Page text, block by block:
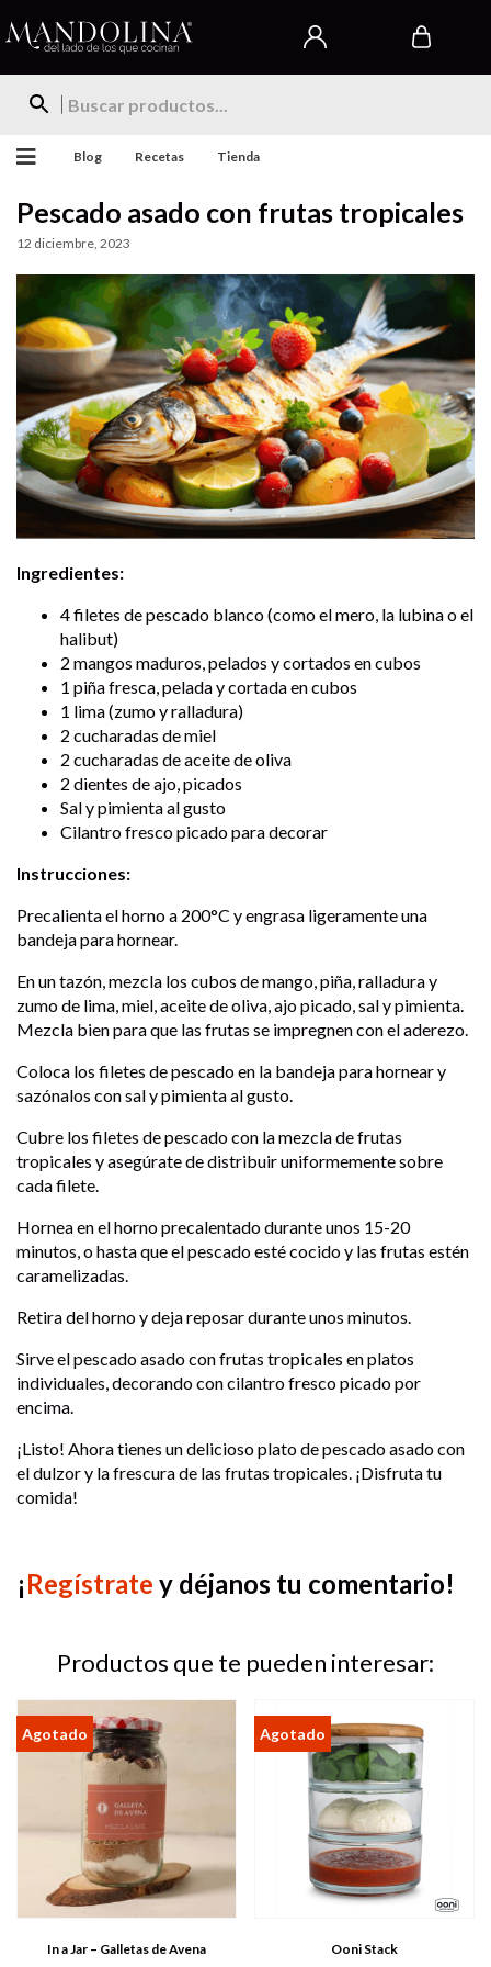
Blog Recetas Tienda
Pescado asado con frutas tropicales
12 diciembre, 2023
Ingredientes:
4 filetes de pescado blanco (como el mero, la lubina o el
halibut)
2 mangos maduros, pelados y cortados en cubos
1 piña fresca, pelada y cortada en cubos
1 lima (zumo y ralladura)
2 cucharadas de miel
2 cucharadas de aceite de oliva
2 dientes de ajo, picados
Sal y pimienta al gusto
Cilantro fresco picado para decorar
Instrucciones:
Precalienta el horno a 200°C y engrasa ligeramente una
bandeja para hornear.
En un tazón, mezcla los cubos de mango, piña, ralladura y
zumo de lima, miel, aceite de oliva, ajo picado, sal y pimienta.
Mezcla bien para que las frutas se impregnen con el aderezo.
Coloca los filetes de pescado en la bandeja para hornear y
sazónalos con sal y pimienta al gusto.
Cubre los filetes de pescado con la mezcla de frutas
tropicales y asegúrate de distribuir uniformemente sobre
cada filete.
Hornea en el horno precalentado durante unos 15-20
minutos, o hasta que el pescado esté cocido y las frutas estén
caramelizadas.
Retira del horno y deja reposar durante unos minutos.
Sirve el pescado asado con frutas tropicales en platos
individuales, decorando con cilantro fresco picado por
encima.
¡Listo! Ahora tienes un delicioso plato de pescado asado con
el dulzor y la frescura de las frutas tropicales. ¡Disfruta tu
comida!
¡Regístrate y déjanos tu comentario!
Productos que te pueden interesar:
In a Jar – Galletas de Avena Ooni Stack